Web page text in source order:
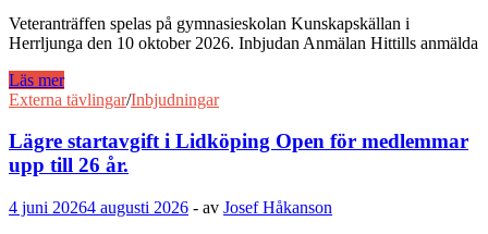
augusti
Veteranträffen spelas på gymnasieskolan Kunskapskällan i
Herrljunga den 10 oktober 2026. Inbjudan Anmälan Hittills anmälda
Inbjudan
Veteranträffen
Läs mer
Externa tävlingar/Inbjudningar
Lägre startavgift i Lidköping Open för medlemmar
upp till 26 år.
4 juni 20264 augusti 2026 - av Josef Håkanson